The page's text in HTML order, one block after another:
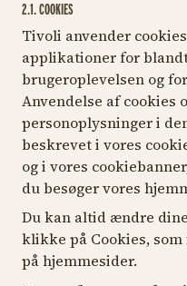
2.1. COOKIES
Tivoli anvender
applikationer for
brugeroplevelsen og
Anvendelse af cookies
personoplysninger i
beskrevet i vores
og i vores
du besøger vores
Du kan altid ændre
klikke på Cookies,
på hjemmesider.